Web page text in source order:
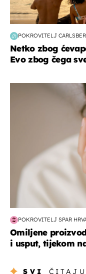
POKROVITELJ
Netko zbog
Evo zbog čega
moda & ljepota
POKROVITELJ SPAR
Omiljene
i usput, tijekom
SVI